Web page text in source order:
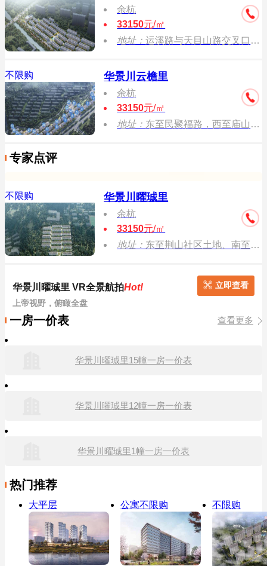
余杭
33150元/㎡
地址：运溪路与天目山路交叉口东南侧约100米（融创金成.网诗园旁）
不限购 华景川云檐里
余杭
33150元/㎡
地址： 东至民聚福路，西至庙山南路，南至闲林东路，北至规划公园绿地。
专家点评
不限购 华景川曜珹里
余杭
33150元/㎡
地址： 东至荆山社区土地、南至省立同德医院、西至同德路、北至荆山湾路
华景川曜珹里 VR全景航拍Hot!
上帝视野，俯瞰全盘
立即查看
一房一价表 查看更多
华景川曜珹里15幢一房一价表
华景川曜珹里12幢一房一价表
华景川曜珹里1幢一房一价表
热门推荐
大平层 公寓不限购 不限购